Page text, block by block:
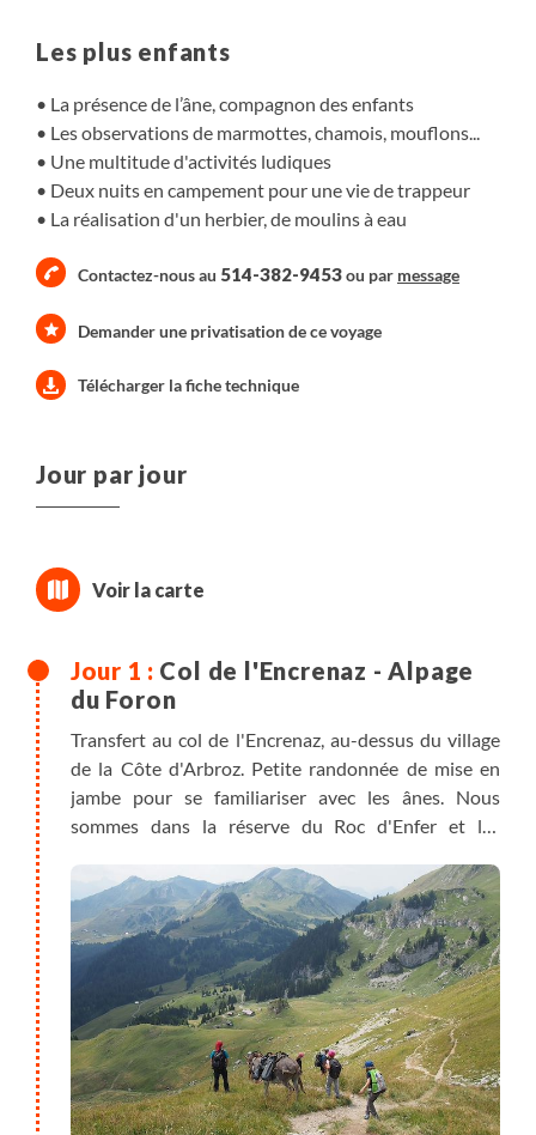
Les plus enfants
La présence de l’âne, compagnon des enfants
Les observations de marmottes, chamois, mouflons...
Une multitude d'activités ludiques
Deux nuits en campement pour une vie de trappeur
La réalisation d'un herbier, de moulins à eau
Contactez-nous au 514-382-9453ou par message
Demander une privatisation de ce voyage
Télécharger la fiche technique
Jour par jour
Col de l'Encrenaz - Alpage
du Foron
Transfert au col de l'Encrenaz, au-dessus du village
de la Côte d'Arbroz. Petite randonnée de mise en
jambe pour se familiariser avec les ânes. Nous
sommes dans la réserve du Roc d'Enfer et les
aigles, hermines, marmottes, chamois... Descente sur
l'alpage de Combafou. Arrivée et installation au
campement du Foron pour deux nuits, préparation
du feu pour la soirée, barbecue ou dîner sous tente
trappeur. Nuit sous tente familiale.